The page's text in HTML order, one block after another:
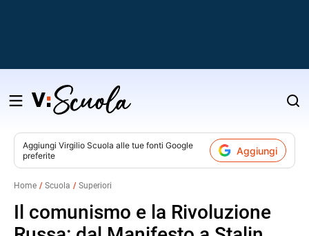
Salta
contenuto
Aggiungi Virgilio Scuola alle tue fonti Google
preferite
Aggiungi
Home Scuola Superiori
Il comunismo e la Rivoluzione